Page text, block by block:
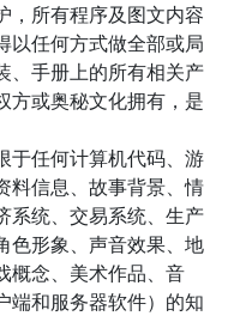
，所有程序及图文内容
以任何方式做全部或局
、手册上的所有相关产
方或奥秘文化拥有，是
于任何计算机代码、游
料信息、故事背景、情
系统、交易系统、生产
色形象、声音效果、地
概念、美术作品、音
端和服务器软件）的知